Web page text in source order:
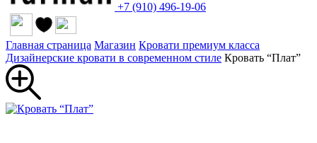
+7 (910) 496-19-06
Главная страница Магазин Кровати премиум класса
Дизайнерские кровати в современном стиле Кровать “Плат”